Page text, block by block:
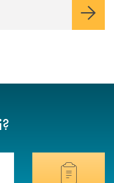
velocità e complessità
?
Banca di Caraglio.
assistenza immediata?
Hai bisogno di